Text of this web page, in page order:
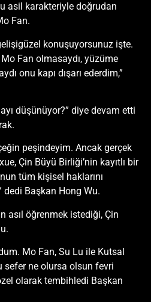
asil karakteriyle doğrudan
Fan.
konuşuyorsunuz işte.
Fan olmasaydı, yüzüme
onu kapı dışarı ederdim,”
düşünüyor?” diye devam etti
peşindeyim. Ancak gerçek
Çin Büyü Birliği’nin kayıtlı bir
tüm kişisel haklarını
Başkan Hong Wu.
asıl öğrenmek istediği, Çin
Mo Fan, Su Lu ile Kutsal
sefer ne olursa olsun fevri
olarak tembihledi Başkan